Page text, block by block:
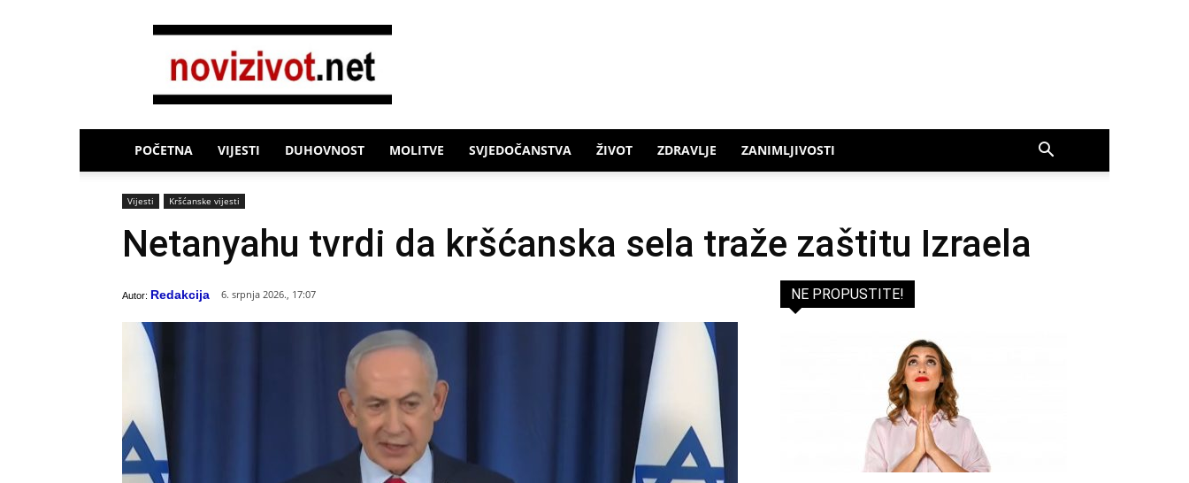
Novi
POČETNA VIJESTI DUHOVNOST MOLITVE SVJEDOČANSTVA ŽIVOT ZDRAVLJE ZANIMLJIVOSTI
Vijesti Kršćanske vijesti
Netanyahu tvrdi da kršćanska sela traže zaštitu Izraela
Autor: Redakcija 6. srpnja 2026., 17:07 NE PROPUSTITE!